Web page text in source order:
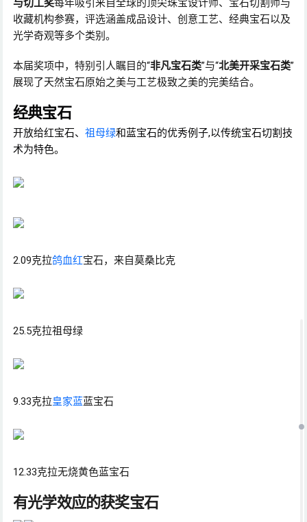
与切工奖每年吸引来自全球的顶尖珠宝设计师、宝石切割师与
收藏机构参赛，评选涵盖成品设计、创意工艺、经典宝石以及
光学奇观等多个类别。
本届奖项中，特别引人瞩目的“非凡宝石类”与“北美开采宝石类”
展现了天然宝石原始之美与工艺极致之美的完美结合。
经典宝石
开放给红宝石、 祖母绿和蓝宝石的优秀例子,以传统宝石切割技
术为特色。
2.09克拉鸽血红宝石，来自莫桑比克
25.5克拉祖母绿
9.33克拉皇家蓝蓝宝石
12.33克拉无烧黄色蓝宝石
有光学效应的获奖宝石